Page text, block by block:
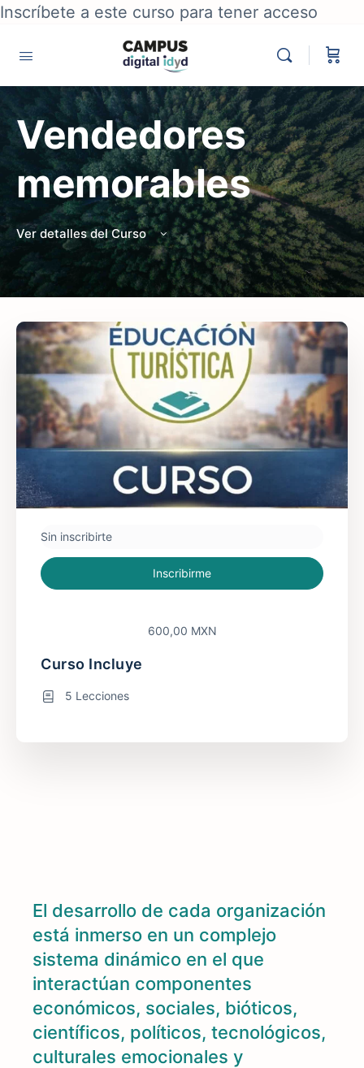
Inscríbete a este curso para tener acceso
Vendedores
memorables
Ver detalles del Curso
El desarrollo de cada organización
está inmerso en un complejo
sistema dinámico en el que
interactúan componentes
económicos, sociales, bióticos,
científicos, políticos, tecnológicos,
culturales emocionales y
Sin inscribirte
Inscribirme
600,00 MXN
Curso Incluye
5 Lecciones